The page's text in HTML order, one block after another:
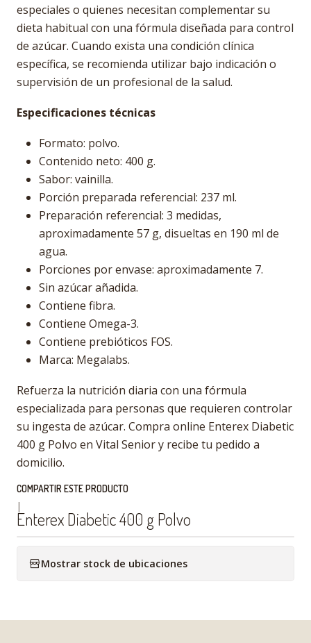
especiales o quienes necesitan complementar su
dieta habitual con una fórmula diseñada para control
de azúcar. Cuando exista una condición clínica
específica, se recomienda utilizar bajo indicación o
supervisión de un profesional de la salud.
Especificaciones técnicas
Formato: polvo.
Contenido neto: 400 g.
Sabor: vainilla.
Porción preparada referencial: 237 ml.
Preparación referencial: 3 medidas,
aproximadamente 57 g, disueltas en 190 ml de
agua.
Porciones por envase: aproximadamente 7.
Sin azúcar añadida.
Contiene fibra.
Contiene Omega-3.
Contiene prebióticos FOS.
Marca: Megalabs.
Refuerza la nutrición diaria con una fórmula
especializada para personas que requieren controlar
su ingesta de azúcar. Compra online Enterex Diabetic
400 g Polvo en Vital Senior y recibe tu pedido a
domicilio.
COMPARTIR ESTE PRODUCTO
|
Enterex Diabetic 400 g Polvo
Mostrar stock de ubicaciones